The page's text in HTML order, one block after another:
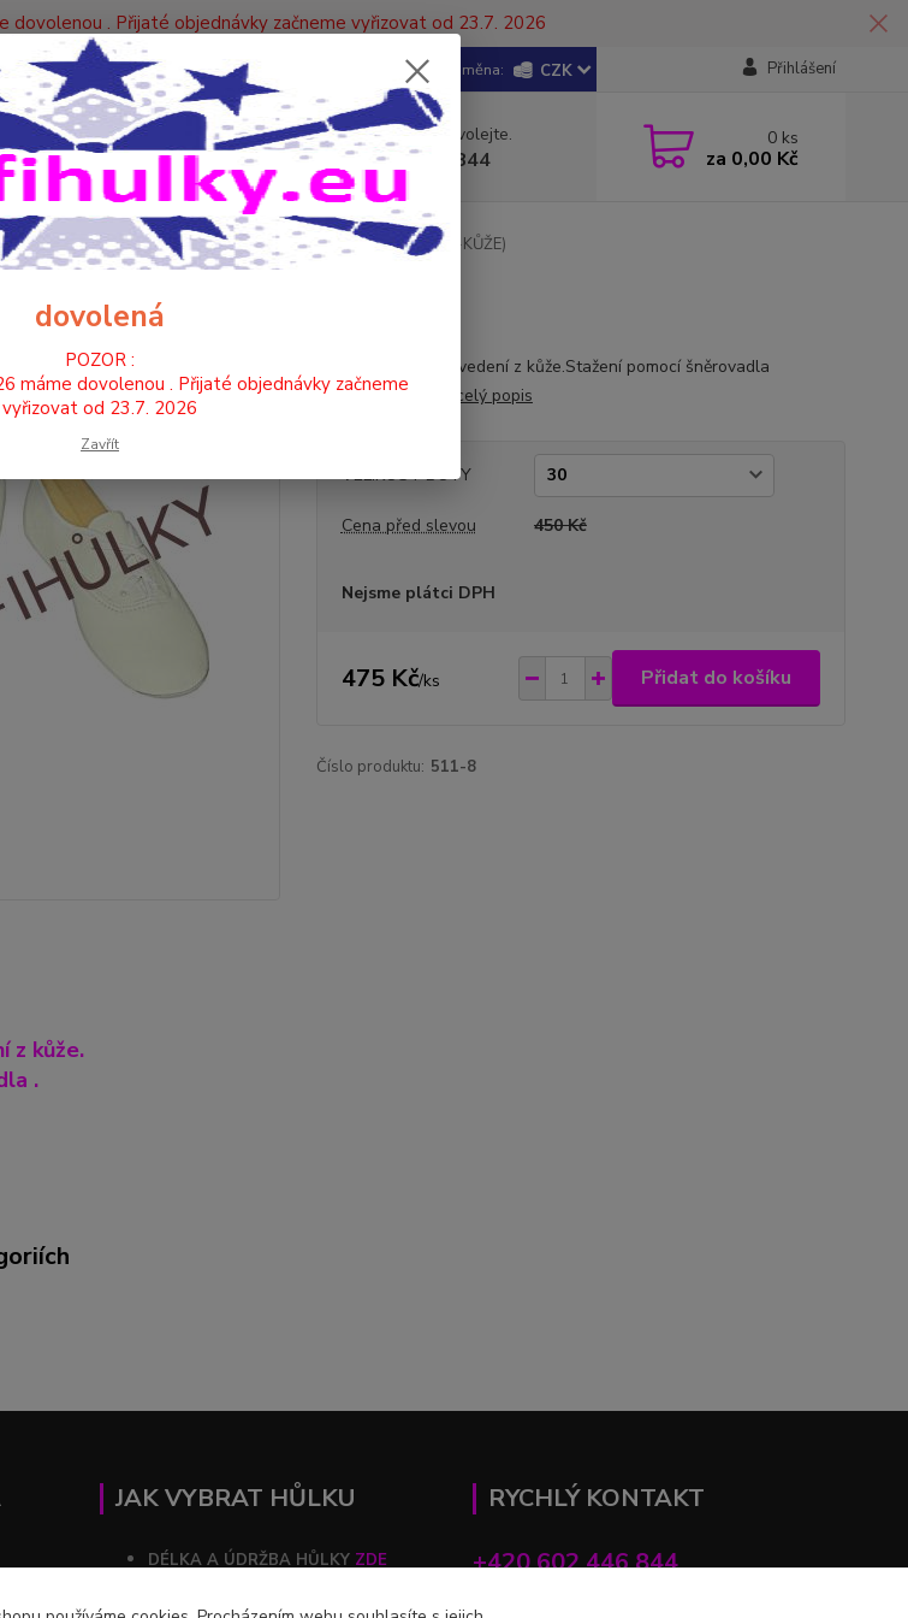
dovolenou . Přijaté objednávky začneme vyřizovat od 23.7. 2026
CZK Přihlášení
Hledat Nevíte si rady? Zavolejte.
+420 602 446 844
0 ks
za 0,00 Kč
TANEČNÍ BOTY - KŮŽE TANEČNÍ BOTY - BÍLÉ (KŮŽE-KŮŽE)
- BÍLÉ (KŮŽE-KŮŽE)
Taneční boty v provedení z kůže.Stažení pomocí šněrovadla
. Podešev z kůže .
celý popis
VELIKOST BOTY
Cena před slevou 450 Kč
Nejsme plátci DPH
475 Kč/ks Přidat do košíku
Číslo produktu: 511-8
z kůže.
.
JAK VYBRAT HŮLKU
DÉLKA A ÚDRŽBA HŮLKY ZDE
RYCHLÝ KONTAKT
+420 602 446 844
dovolená
POZOR :
máme dovolenou . Přijaté objednávky začneme
vyřizovat od 23.7. 2026
Zavřít